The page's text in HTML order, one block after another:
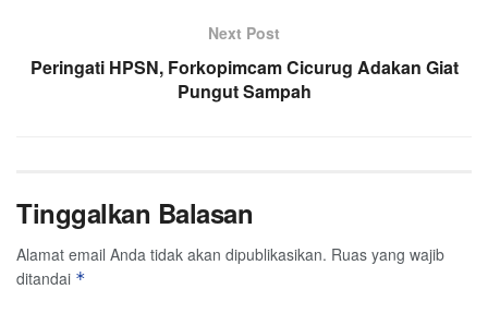
Next Post
Peringati HPSN, Forkopimcam Cicurug Adakan Giat
Pungut Sampah
Tinggalkan Balasan
Alamat email Anda tidak akan dipublikasikan. Ruas yang wajib
ditandai *